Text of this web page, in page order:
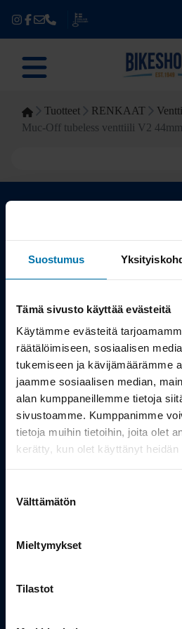
Suostumus
Tämä sivusto käyttää evästeitä
Käytämme evästeitä
räätälöimiseen, sosiaalisen
tukemiseen ja kävijämäärämme
jaamme sosiaalisen median,
alan kumppaneillemme tietoja
sivustoamme. Kumppanimme
tietoja muihin tietoihin, joita olet
kerätty, kun olet käyttänyt heidän
valinta
Välttämätön
Mieltymykset
Tilastot
Tuotteet RENKAAT
Muc-Off tubeless venttiili V2
Työsuhdepyörä
Info
Toimitus
Takuu ja